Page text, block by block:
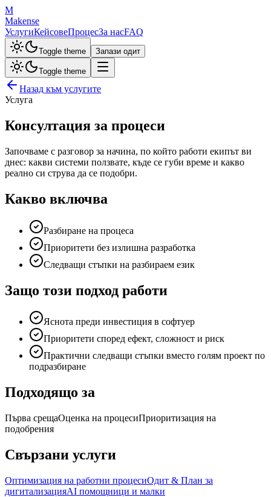
M
Makense
УслугиКейсовеПроцесЗа насFAQ
Toggle theme Запази одит
Toggle theme
Назад към услугите
Услуга
Консултация за процеси
Започваме с разговор за начина, по който работи екипът ви
днес: какви системи ползвате, къде се губи време и какво
реално си струва да се подобри.
Какво включва
Разбиране на процеса
Приоритети без излишна разработка
Следващи стъпки на разбираем език
Защо този подход работи
Яснота преди инвестиция в софтуер
Приоритети според ефект, сложност и риск
Практични следващи стъпки вместо голям проект по
подразбиране
Подходящо за
Първа срещаОценка на процесиПриоритизация на
подобрения
Свързани услуги
Оптимизация на работни процесиОдит & План за
дигитализацияAI помощници и малки